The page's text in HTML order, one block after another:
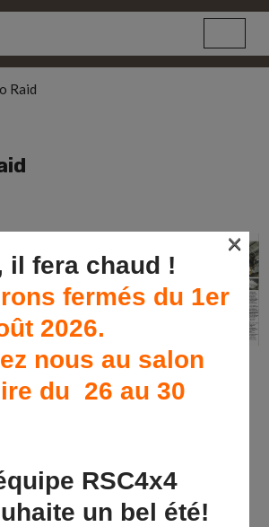
Raid
il fera chaud !
fermés du 1er
2026.
nous au salon
du 26 au 30
RSC4x4
un bel été!
×